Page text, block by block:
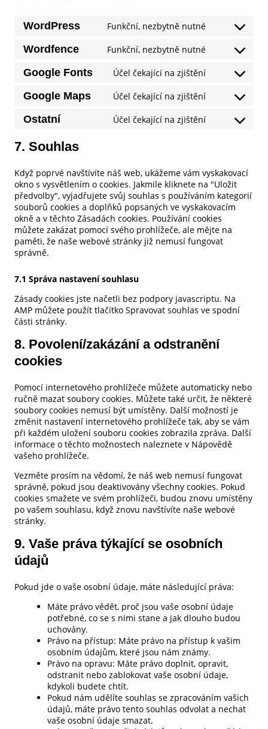
WordPress Funkční, nezbytně nutné
Consent
service
Wordfence Funkční, nezbytně nutné
Consent
service
Google Fonts Účel čekající na zjištění
Consent
service
Google Maps Účel čekající na zjištění
Consent
service
Ostatní Účel čekající na zjištění
Consent
7. Souhlas
Když poprvé navštívíte náš web, ukážeme vám vyskakovací
okno s vysvětlením o cookies. Jakmile kliknete na "Uložit
předvolby", vyjadřujete svůj souhlas s používáním kategorií
souborů cookies a doplňků popsaných ve vyskakovacím
okně a v těchto Zásadách cookies. Používání cookies
můžete zakázat pomocí svého prohlížeče, ale mějte na
paměti, že naše webové stránky již nemusí fungovat
správně.
7.1 Správa nastavení souhlasu
Zásady cookies jste načetli bez podpory javascriptu. Na
AMP můžete použít tlačítko Spravovat souhlas ve spodní
části stránky.
8. Povolení/zakázání a odstranění
cookies
Pomocí internetového prohlížeče můžete automaticky nebo
ručně mazat soubory cookies. Můžete také určit, že některé
soubory cookies nemusí být umístěny. Další možností je
změnit nastavení internetového prohlížeče tak, aby se vám
při každém uložení souboru cookies zobrazila zpráva. Další
informace o těchto možnostech naleznete v Nápovědě
vašeho prohlížeče.
Vezměte prosím na vědomí, že náš web nemusí fungovat
správně, pokud jsou deaktivovány všechny cookies. Pokud
cookies smažete ve svém prohlížeči, budou znovu umístěny
po vašem souhlasu, když znovu navštívíte naše webové
stránky.
9. Vaše práva týkající se osobních
údajů
Pokud jde o vaše osobní údaje, máte následující práva:
Máte právo vědět, proč jsou vaše osobní údaje
potřebné, co se s nimi stane a jak dlouho budou
uchovány.
Právo na přístup: Máte právo na přístup k vašim
osobním údajům, které jsou nám známy.
Právo na opravu: Máte právo doplnit, opravit,
odstranit nebo zablokovat vaše osobní údaje,
kdykoli budete chtít.
Pokud nám udělíte souhlas se zpracováním vašich
údajů, máte právo tento souhlas odvolat a nechat
vaše osobní údaje smazat.